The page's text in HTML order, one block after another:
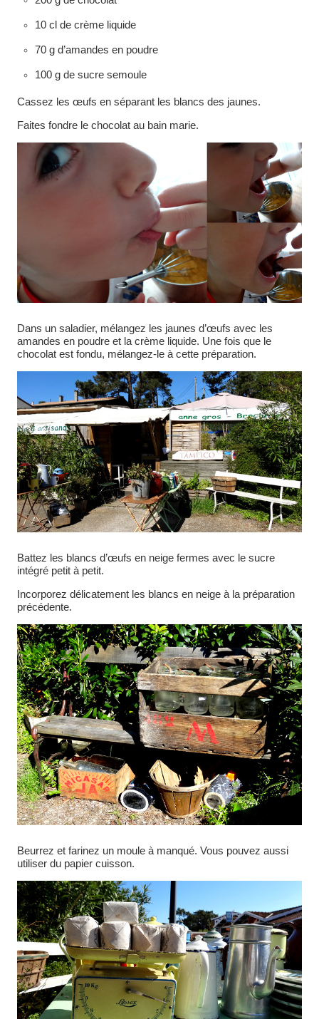
10 cl de crème liquide
70 g d’amandes en poudre
100 g de sucre semoule
Cassez les œufs en séparant les blancs des jaunes.
Faites fondre le chocolat au bain marie.
Dans un saladier, mélangez les jaunes d’œufs avec les
amandes en poudre et la crème liquide. Une fois que le
chocolat est fondu, mélangez-le à cette préparation.
Battez les blancs d’œufs en neige fermes avec le sucre
intégré petit à petit.
Incorporez délicatement les blancs en neige à la préparation
précédente.
Beurrez et farinez un moule à manqué. Vous pouvez aussi
utiliser du papier cuisson.